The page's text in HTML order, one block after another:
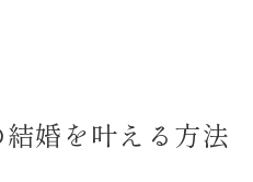
婚を叶える方法